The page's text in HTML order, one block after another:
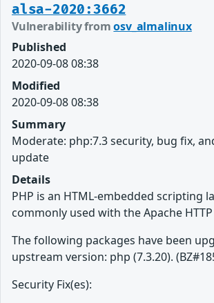
alsa-2020:3662
Vulnerability fromosv_almalinux
Published
2020-09-08 08:38
Modified
2020-09-08 08:38
Summary
Moderate: php:7.3 security, bug fix,
update
Details
PHP is an HTML-embedded scripting
commonly used with the Apache HTTP
The following packages have been
upstream version: php (7.3.20).
Security Fix(es):